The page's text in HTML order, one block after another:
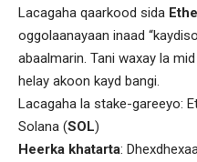
Lacagaha qaarkood sida
oggolaanayaan inaad
abaalmarin. Tani waxay la
helay akoon kayd bangi.
Lacagaha la stake-gareeyo:
Solana (SOL)
Heerka khatarta: